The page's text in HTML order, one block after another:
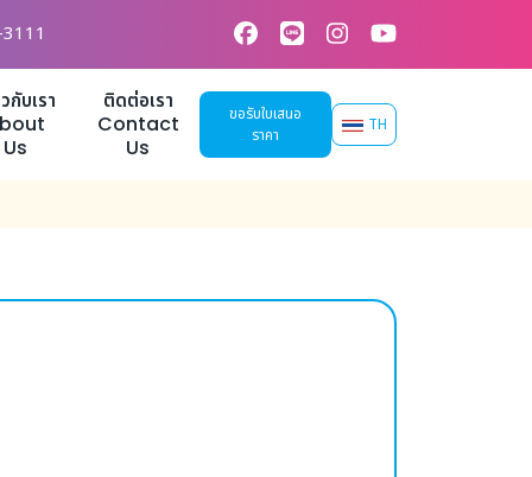
กับเรา
Us
ติดต่อเรา
Contact
Us
ขอรับใบเสนอ
ราคา
TH